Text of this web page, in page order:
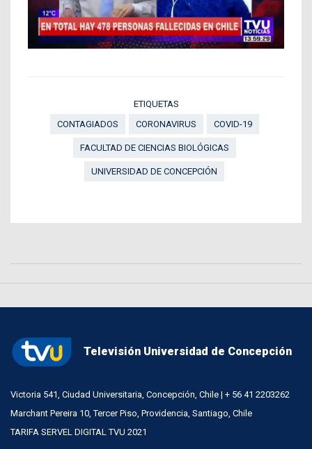
ETIQUETAS
CONTAGIADOS
CORONAVIRUS COVID-19
FACULTAD DE CIENCIAS BIOLÓGICAS
UNIVERSIDAD DE CONCEPCIÓN
Televisión Universidad de Concepción
Victoria 541, Ciudad Universitaria, Concepción, Chile | + 56 41 2203262
Marchant Pereira 10, Tercer Piso, Providencia, Santiago, Chile
TARIFA SERVEL DIGITAL TVU 2021